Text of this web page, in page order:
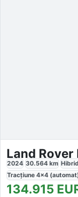
Land Rover
2024 30.564 km
Tracțiune 4x4
134.915